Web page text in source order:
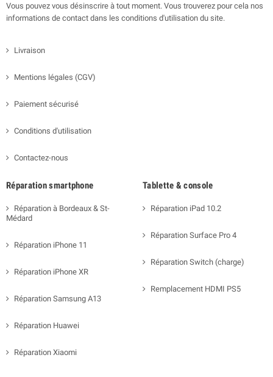
Vous pouvez vous désinscrire à tout moment. Vous trouverez pour cela nos
informations de contact dans les conditions d'utilisation du site.
Livraison
Mentions légales (CGV)
Paiement sécurisé
Conditions d'utilisation
Contactez-nous
Réparation smartphone
Réparation à Bordeaux & St-
Médard
Réparation iPhone 11
Réparation iPhone XR
Réparation Samsung A13
Réparation Huawei
Réparation Xiaomi
Tablette & console
Réparation iPad 10.2
Réparation Surface Pro 4
Réparation Switch (charge)
Remplacement HDMI PS5